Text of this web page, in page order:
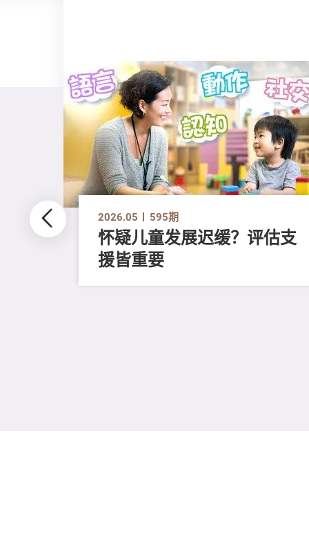
2026.05 595期
怀疑儿童发展迟缓？评估支
援皆重要